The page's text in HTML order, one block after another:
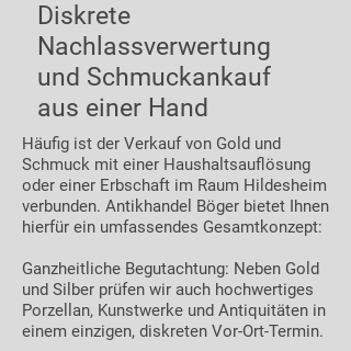
Diskrete
Nachlassverwertung
und Schmuckankauf
aus einer Hand
Häufig ist der Verkauf von Gold und
Schmuck mit einer Haushaltsauflösung
oder einer Erbschaft im Raum Hildesheim
verbunden. Antikhandel Böger bietet Ihnen
hierfür ein umfassendes Gesamtkonzept:
Ganzheitliche Begutachtung: Neben Gold
und Silber prüfen wir auch hochwertiges
Porzellan, Kunstwerke und Antiquitäten in
einem einzigen, diskreten Vor-Ort-Termin.